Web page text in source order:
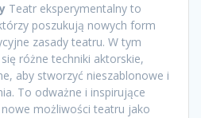
Teatr eksperymentalny to
poszukują nowych form
zasady teatru. W tym
różne techniki aktorskie,
aby stworzyć nieszablonowe i
To odważne i inspirujące
możliwości teatru jako